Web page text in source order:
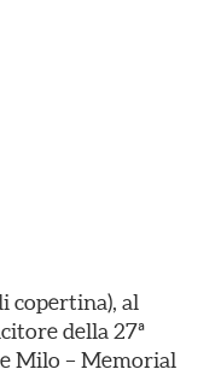
copertina), al
della 27ª
Milo – Memorial